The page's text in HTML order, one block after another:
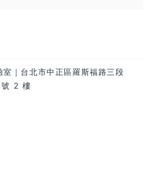
｜台北市中正區羅斯福路三段
2 樓